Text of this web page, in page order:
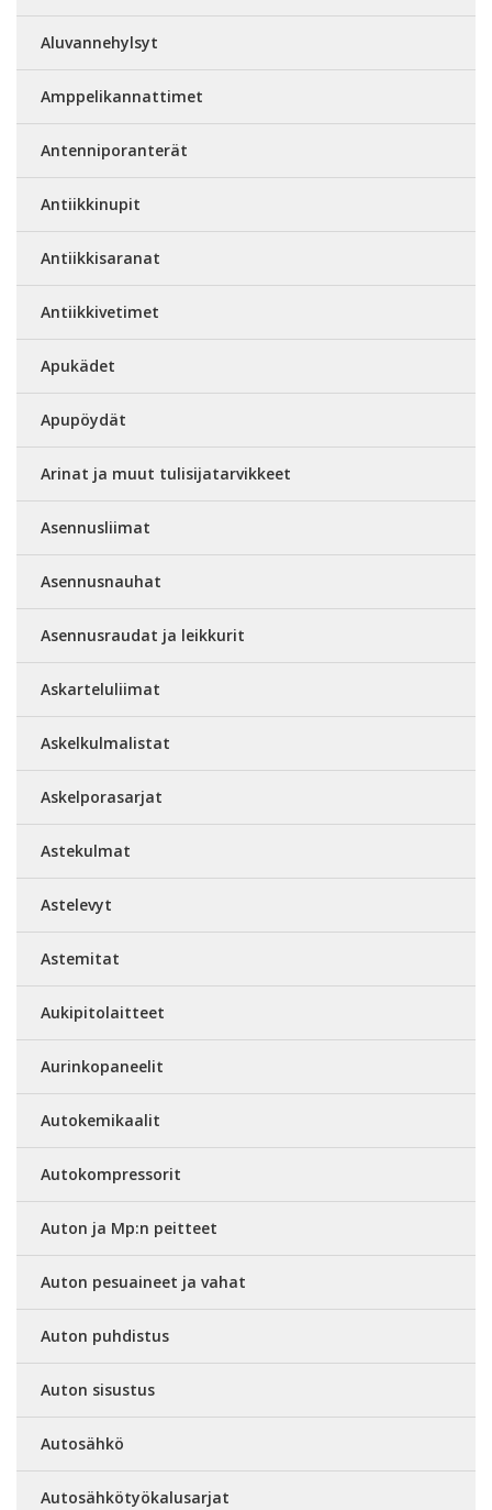
Aluvannehylsyt
Amppelikannattimet
Antenniporanterät
Antiikkinupit
Antiikkisaranat
Antiikkivetimet
Apukädet
Apupöydät
Arinat ja muut tulisijatarvikkeet
Asennusliimat
Asennusnauhat
Asennusraudat ja leikkurit
Askarteluliimat
Askelkulmalistat
Askelporasarjat
Astekulmat
Astelevyt
Astemitat
Aukipitolaitteet
Aurinkopaneelit
Autokemikaalit
Autokompressorit
Auton ja Mp:n peitteet
Auton pesuaineet ja vahat
Auton puhdistus
Auton sisustus
Autosähkö
Autosähkötyökalusarjat